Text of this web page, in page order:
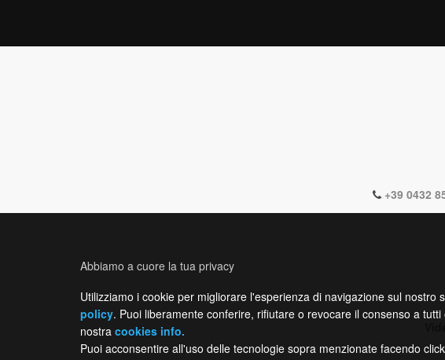
+39 0432
Abbiamo a cuore la tua privacy
Utilizziamo i cookie per migliorare l'esperienza di navigazione sul
policy. Puoi liberamente conferire, rifiutare o revocare il consenso a
nostra cookies info.
Puoi acconsentire all'uso delle tecnologie sopra menzionate facendo